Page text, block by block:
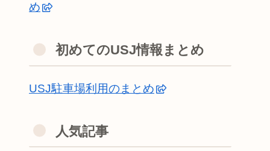
め
初めてのUSJ情報まとめ
USJ駐車場利用のまとめ
人気記事